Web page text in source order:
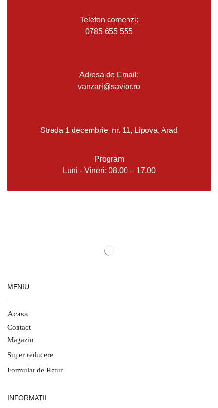
Telefon comenzi:
0785 655 555
Adresa de Email:
vanzari@savior.ro
Strada 1 decembrie, nr. 11, Lipova, Arad
Program
Luni - Vineri: 08.00 – 17.00
MENIU
Acasa
Contact
Magazin
Super reducere
Formular de Retur
INFORMATII